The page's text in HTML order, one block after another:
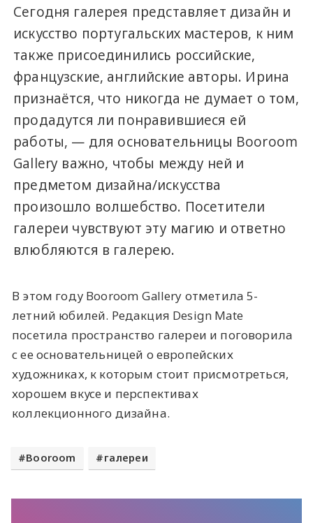
Сегодня галерея представляет дизайн и
искусство португальских мастеров, к ним
также присоединились российские,
французские, английские авторы. Ирина
признаётся, что никогда не думает о том,
продадутся ли понравившиеся ей
работы, — для основательницы Booroom
Gallery важно, чтобы между ней и
предметом дизайна/искусства
произошло волшебство. Посетители
галереи чувствуют эту магию и ответно
влюбляются в галерею.
В этом году Booroom Gallery отметила 5-
летний юбилей. Редакция Design Mate
посетила пространство галереи и поговорила
с ее основательницей о европейских
художниках, к которым стоит присмотреться,
хорошем вкусе и перспективах
коллекционного дизайна.
Booroom галереи